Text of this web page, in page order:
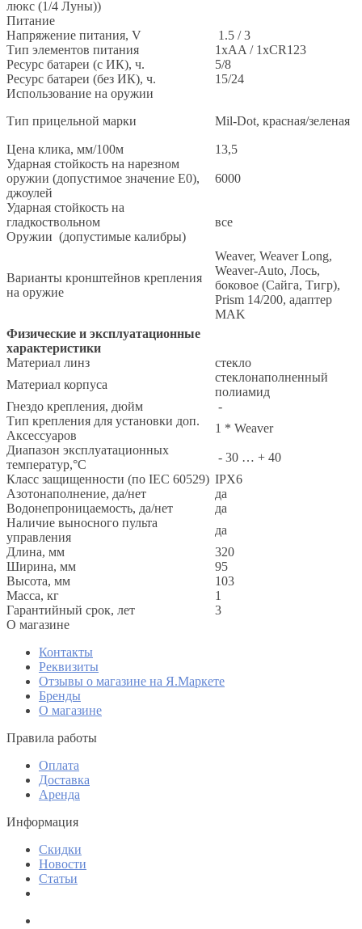
люкс (1/4 Луны))
Питание
Напряжение питания, V
1.5 / 3
Тип элементов питания
1xAA / 1xCR123
Ресурс батареи (с ИК), ч.
5/8
Ресурс батареи (без ИК), ч.
15/24
Использование на оружии
Тип прицельной марки
Mil-Dot, красная/зеленая
Цена клика, мм/100м
13,5
Ударная стойкость на нарезном
оружии (допустимое значение E0),
джоулей
6000
Ударная стойкость на
гладкоствольном
Оружии (допустимые калибры)
все
Варианты кронштейнов крепления
на оружие
Weaver, Weaver Long,
Weaver-Auto, Лось,
боковое (Сайга, Тигр),
Prism 14/200, адаптер
MAK
Физические и эксплуатационные
характеристики
Материал линз
стекло
Материал корпуса
стеклонаполненный
полиамид
Гнездо крепления, дюйм
-
Тип крепления для установки доп.
Аксессуаров
1 * Weaver
Диапазон эксплуатационных
температур,°С
- 30 … + 40
Класс защищенности (по IEC 60529) IPX6
Азотонаполнение, да/нет
да
Водонепроницаемость, да/нет
да
Наличие выносного пульта
управления
да
Длина, мм
320
Ширина, мм
95
Высота, мм
103
Масса, кг
1
Гарантийный срок, лет
3
O магазине
Контакты
Реквизиты
Отзывы о магазине на Я.Маркете
Бренды
О магазине
Правила работы
Оплата
Доставка
Аренда
Информация
Скидки
Новости
Статьи